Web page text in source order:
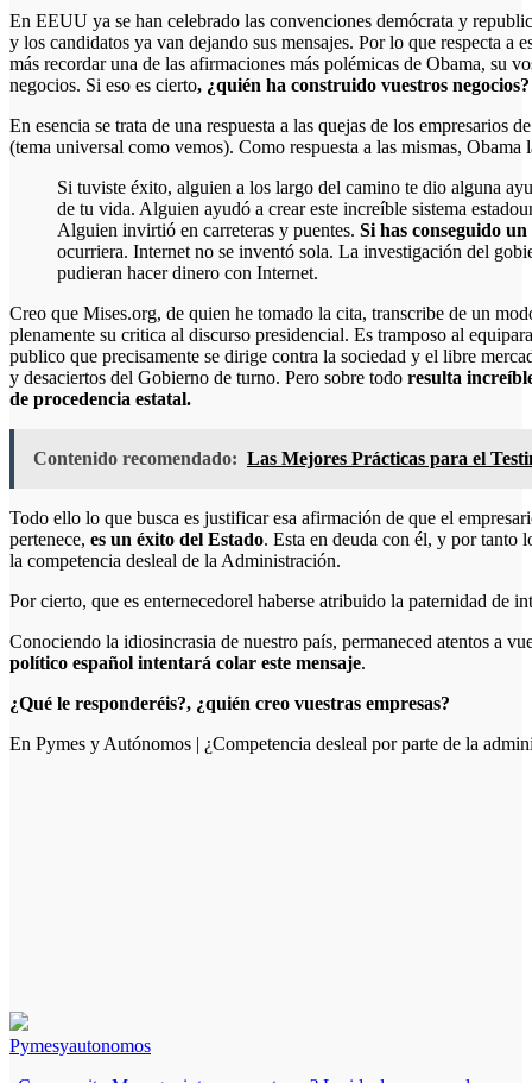
En EEUU ya se han celebrado las convenciones demócrata y
y los candidatos ya van dejando sus mensajes. Por lo que respecta a
más recordar una de las afirmaciones más polémicas de Obama, su
negocios. Si eso es cierto, ¿quién ha construido vuestros negocios?
En esencia se trata de una respuesta a las quejas de los empresarios
(tema universal como vemos). Como respuesta a las mismas, Obama
Si tuviste éxito, alguien a los largo del camino te dio alguna ayuda, Hubo un gran maestro en algún momento
de tu vida. Alguien ayudó a crear este increíble sistema
Alguien invirtió en carreteras y puentes. Si has conseguido un
ocurriera. Internet no se inventó sola. La investigación del
pudieran hacer dinero con Internet.
Creo que Mises.org, de quien he tomado la cita, transcribe de un
plenamente su critica al discurso presidencial. Es tramposo al
publico que precisamente se dirige contra la sociedad y el libre
y desaciertos del Gobierno de turno. Pero sobre todo resulta
de procedencia estatal.
Contenido recomendado: Las Mejores Prácticas para el
Todo ello lo que busca es justificar esa afirmación de que el
pertenece, es un éxito del Estado. Esta en deuda con él, y por tanto
la competencia desleal de la Administración.
Por cierto, que es enternecedorel haberse atribuido la paternidad de
Conociendo la idiosincrasia de nuestro país, permaneced atentos a
político español intentará colar este mensaje.
¿Qué le responderéis?, ¿quién creo vuestras empresas?
En Pymes y Autónomos | ¿Competencia desleal por parte de la
Pymesyautonomos